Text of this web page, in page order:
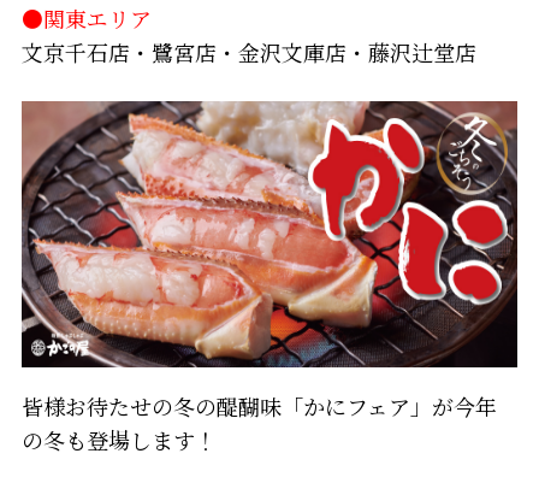
●関東エリア
文京千石店・鷺宮店・金沢文庫店・藤沢辻堂店
皆様お待たせの冬の醍醐味「かにフェア」が今年
の冬も登場します！